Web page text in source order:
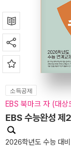
소득공제
EBS 북마크 자 (대상
EBS 수능완성
2026학년도 수능 대비